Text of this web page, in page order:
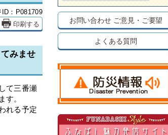
ID：P081709
印刷する
みませ
て三番瀬
す。
れる予定
お問い合わせ ご意見・ご要望
よくある質問